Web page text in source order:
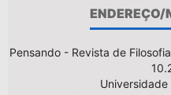
Pensando - Revista de Filosofia
Universidade